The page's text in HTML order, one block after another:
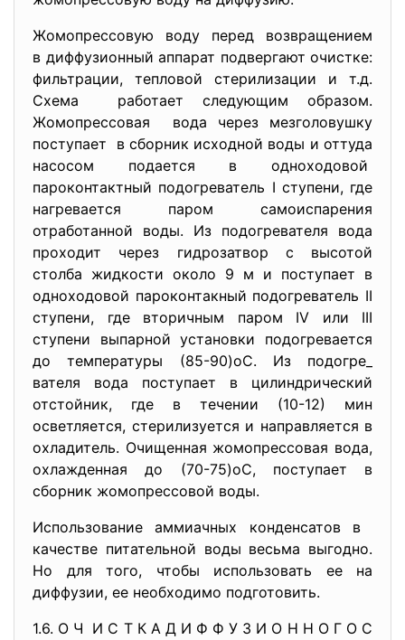
Жомопрессовую воду перед возвращением
в диффузионный аппарат подвергают очистке:
фильтрации, тепловой стерилизации и т.д.
Схема работает следующим образом.
Жомопрессовая вода через мезголовушку
поступает в сборник исходной воды и оттуда
насосом подается в одноходовой
пароконтактный подогреватель I ступени, где
нагревается паром самоиспарения
отработанной воды. Из подогревателя вода
проходит через гидрозатвор с высотой
столба жидкости около 9 м и поступает в
одноходовой пароконтакный подогреватель II
ступени, где вторичным паром IV или III
ступени выпарной установки подогревается
до температуры (85-90)оС. Из подогре_
вателя вода поступает в цилиндрический
отстойник, где в течении (10-12) мин
осветляется, стерилизуется и направляется в
охладитель. Очищенная жомопрессовая вода,
охлажденная до (70-75)оС, поступает в
сборник жомопрессовой воды.
Использование аммиачных конденсатов в
качестве питательной воды весьма выгодно.
Но для того, чтобы использовать ее на
диффузии, ее необходимо подготовить.
1.6. О Ч И С Т К А Д И Ф Ф У З И О Н Н О Г О С